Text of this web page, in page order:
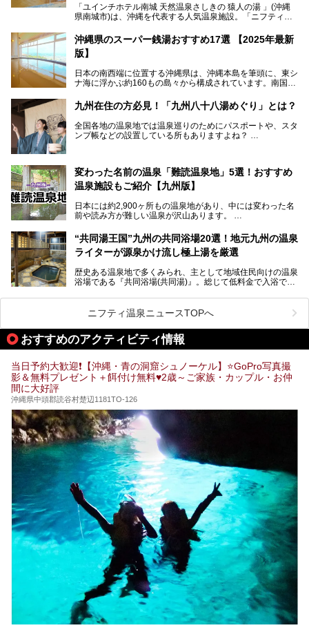
「ユインチホテル南城 天然温泉さしきの 猿人の湯 」(沖縄
県南城市)は、沖縄を代表する人気温泉施設。「ニフティ温
位を獲得し、平日・土日にかかわらず多くの常連客や温泉フ
ァンが訪れます。
ンに注目される存在。今回は貸切湯にスポットを当て、その
魅力を徹底解説します。
沖縄県のスーパー銭湯おすすめ17選 【2025年最新
版】
日本の南西端に位置する沖縄県は、沖縄本島を筆頭に、東シ
ナ海に浮かぶ約160もの島々から構成されています。南国な
ずの豊かな自然、独自の歴史や文化など、多くの人を惹きつ
けてやまない魅力あふれる観光県です。
そんな沖縄県のスーパー銭湯には、ホテル併設などリゾート
と同時に楽しめる施設が多くあります。日帰りでも旅行気分
九州在住の方必見！「九州八十八湯めぐり」とは？
全国各地の温泉地では温泉巡りのためにパスポートや、スタ
ンプ帳などの設置している所もありますよね？
な方ならぜひ参加してみたいスタンプラリーでしょう。
変わった名前の温泉「難読温泉地」5選！おすすめ
温泉施設もご紹介【九州版】
日本には約2,900ヶ所もの温泉地があり、中には変わった名
前や読み方が難しい温泉が沢山あります。
そこで日本各地にある「難読温泉地」を、地域ごとにクイズ
形式でご紹介。第５回目(最終回)である今回は、九州地方の
難読温泉地をピックアップしました。
いくつ読めるか、ぜひチャレンジしてみて下さいね！
“共同湯王国”九州の共同浴場20選！地元九州の温泉
ライターが源泉かけ流し極上湯を厳選
歴史ある温泉地で多くみられ、主として地域住民向けの温泉
浴場である『共同浴場(共同湯)』。総じて低料金で入浴で
特徴です。
共同浴場は全国各地の温泉地にありますが、特に九州地方は
共同湯文化が古くから発展し、質・量ともに大変充実。九州
は“共同湯王国”といっても決して過言では無いでしょう。
今回は地元在住の九州の温泉ライターである筆者が過去入浴
した中から、源泉かけ流しと泉質の良さにこだわって九州の
めぐりの参考にされてみて下さい！
ニフティ温泉ニュースTOPへ
おすすめのアクティビティ情報
当日予約大歓迎❗【沖縄・青の洞窟シュノーケル】⭐GoPro写真撮
影＆無料プレゼント＋餌付け無料♥️2歳～ご家族・カップル・お仲
間に大好評
沖縄県中頭郡読谷村楚辺1181TO-126